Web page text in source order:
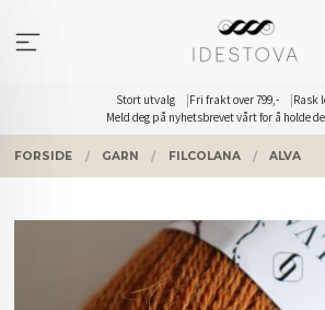
innholdet
Stort utvalg Fri frakt over 799,-
Rask
Meld deg på nyhetsbrevet vårt for å holde
FORSIDE GARN FILCOLANA ALVA